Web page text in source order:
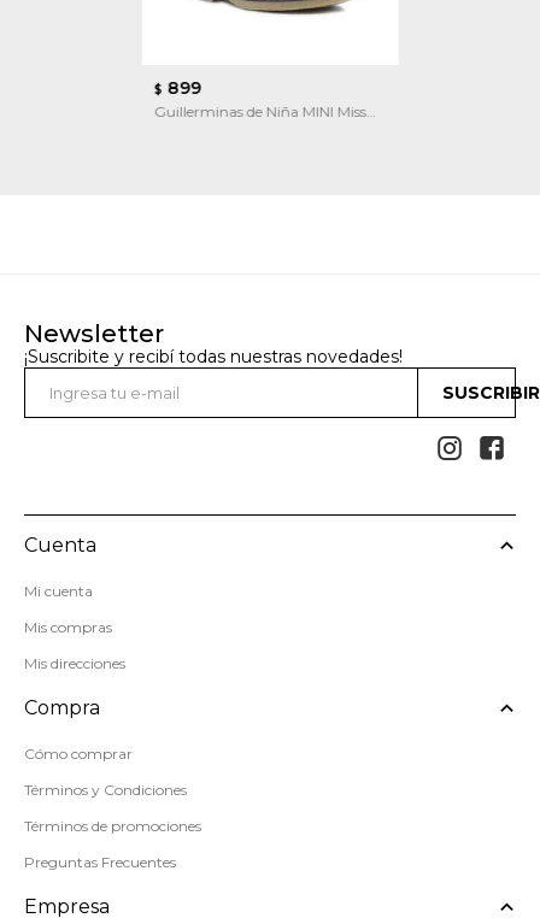
$ 899
Guillerminas de Niña MINI Miss
Newsletter
¡Suscribite y recibí todas nuestras novedades!
 
Cuenta
Mi cuenta
Mis compras
Mis direcciones
Compra
Cómo comprar
Términos y Condiciones
Términos de promociones
Preguntas Frecuentes
Empresa